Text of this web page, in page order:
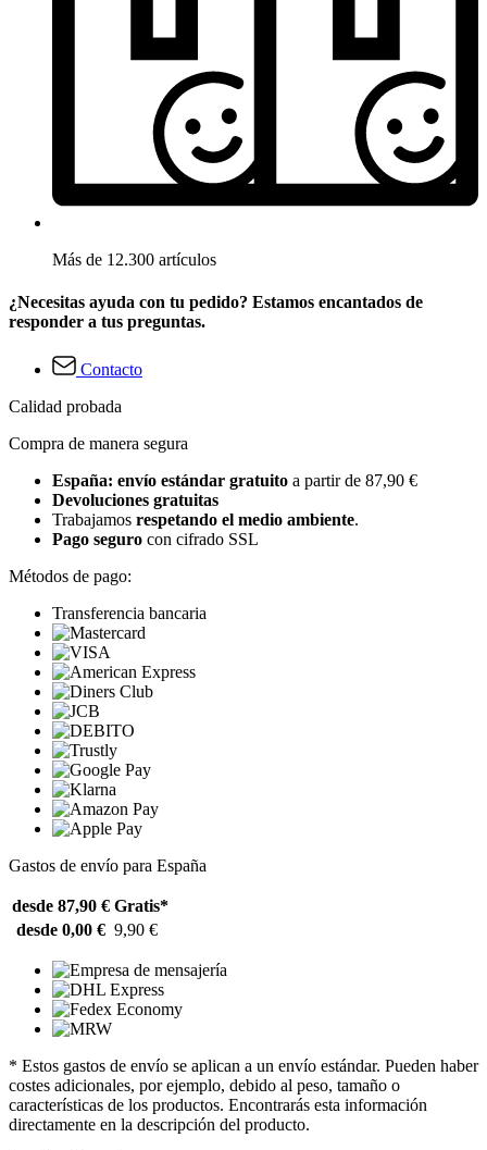
Más de 12.300 artículos
¿Necesitas ayuda con tu pedido? Estamos encantados de
responder a tus preguntas.
Contacto
Calidad probada
Compra de manera segura
España: envío estándar gratuito a partir de 87,90 €
Devoluciones gratuitas
Trabajamos respetando el medio ambiente.
Pago seguro con cifrado SSL
Métodos de pago:
Transferencia bancaria
Gastos de envío para España
desde 87,90 € Gratis*
desde 0,00 € 9,90 €
* Estos gastos de envío se aplican a un envío estándar. Pueden haber
costes adicionales, por ejemplo, debido al peso, tamaño o
características de los productos. Encontrarás esta información
directamente en la descripción del producto.